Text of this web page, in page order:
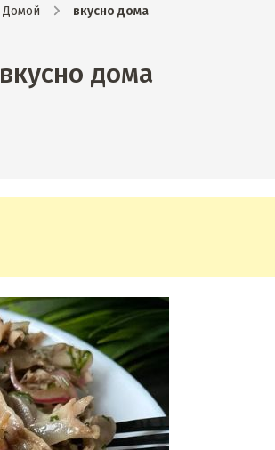
Домой вкусно дома
вкусно дома